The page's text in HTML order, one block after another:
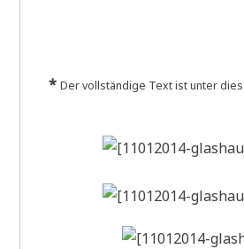
* Der voll­stän­di­ge Text ist unter